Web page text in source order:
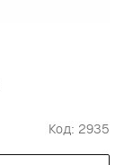
Код: 2935